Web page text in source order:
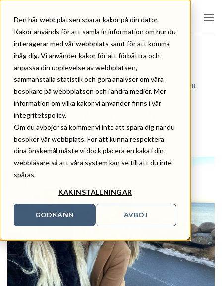
Den här webbplatsen sparar kakor på din dator.
Kakor används för att samla in information om hur du
interagerar med vår webbplats samt för att komma
ihåg dig. Vi använder kakor för att förbättra och
anpassa din upplevelse av webbplatsen,
sammanställa statistik och göra analyser om våra
besökare på webbplatsen och i andra medier. Mer
information om vilka kakor vi använder finns i vår
integritetspolicy.
Om du avböjer så kommer vi inte att spåra dig när du
besöker vår webbplats. För att kunna respektera
dina önskemål måste vi dock placera en kaka i din
webbläsare så att våra system kan se till att du inte
spåras.
KAKINSTÄLLNINGAR
GODKÄNN AVBÖJ
content
CATEGORY ARCHIVES: BARN
BARN,DESIGN,HÅLLBARHET,INNOVATION
TEXTIL
PRODUKTION
Nytt innovationsuppdrag inom
POSTED ON3 FEBRUARI, 2022 BYERIKA LEVIN
03